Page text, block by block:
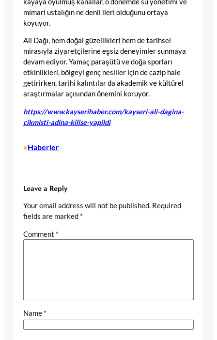
mimari ustalığın ne denli ileri olduğunu ortaya
koyuyor.
Ali Dağı, hem doğal güzellikleri hem de tarihsel
mirasıyla ziyaretçilerine eşsiz deneyimler sunmaya
devam ediyor. Yamaç paraşütü ve doğa sporları
etkinlikleri, bölgeyi genç nesiller için de cazip hale
getirirken, tarihi kalıntılar da akademik ve kültürel
araştırmalar açısından önemini koruyor.
https://www.kayserihaber.com/kayseri-ali-dagina-
cikmisti-adina-kilise-yapildi
•Haberler
Leave a Reply
Your email address will not be published. Required
fields are marked *
Comment *
Name *